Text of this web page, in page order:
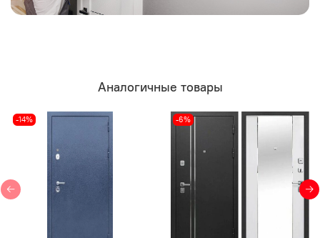
Аналогичные товары
-14% -6%